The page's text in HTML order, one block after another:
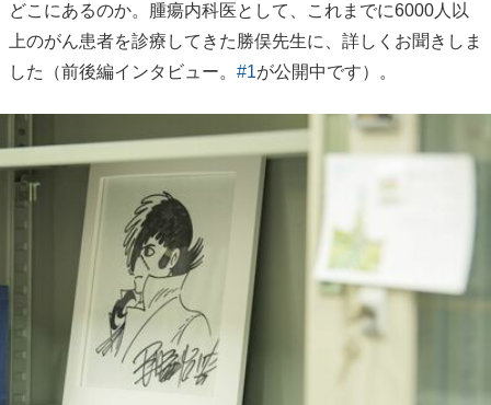
どこにあるのか。腫瘍内科医として、これまでに6000人以
上のがん患者を診療してきた勝俣先生に、詳しくお聞きしま
した（前後編インタビュー。 #1が公開中です）。